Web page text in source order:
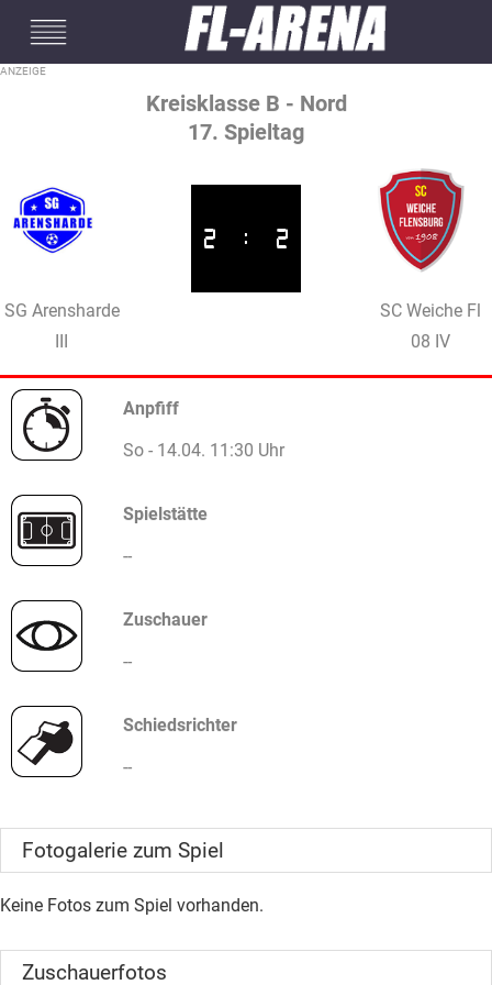
Kreisklasse B - Nord
17. Spieltag
SG Arensharde
III
2 : 2
SC Weiche Fl
08 IV
Anpfiff
So - 14.04. 11:30 Uhr
Spielstätte
--
Zuschauer
--
Schiedsrichter
--
Fotogalerie zum Spiel
Keine Fotos zum Spiel vorhanden.
Zuschauerfotos